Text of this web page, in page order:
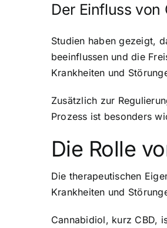
Der Einfluss von
Studien haben gezeigt,
beeinflussen und die
Krankheiten und
Zusätzlich zur
Prozess ist besonders
Die Rolle
Die therapeutischen
Krankheiten und
Cannabidiol, kurz CBD,